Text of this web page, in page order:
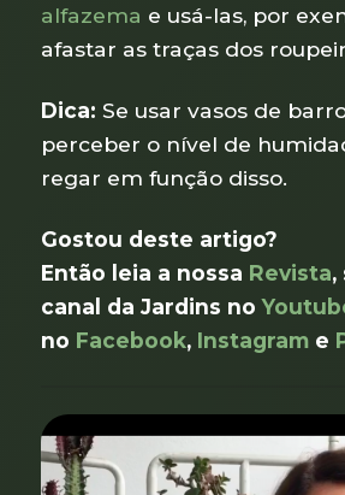
alfazema e usá-las, por
afastar as traças dos
Dica: Se usar vasos de
perceber o nível de
regar em função disso.
Gostou deste artigo?
Então leia a nossa Revista,
canal da Jardins no
no Facebook, Instagram e